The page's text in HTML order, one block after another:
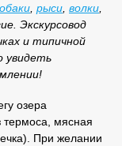
рыси волки
Экскурсовод
и типичной
увидеть
озера
мясная
При желании